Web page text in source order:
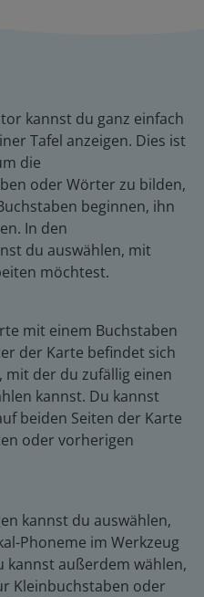
kannst du ganz einfach
Tafel anzeigen. Dies ist
die
oder Wörter zu bilden,
beginnen, ihn
In den
du auswählen, mit
möchtest.
mit einem Buchstaben
der Karte befindet sich
mit der du zufällig einen
kannst. Du kannst
beiden Seiten der Karte
oder vorherigen
kannst du auswählen,
Phoneme im Werkzeug
kannst außerdem wählen,
Kleinbuchstaben oder